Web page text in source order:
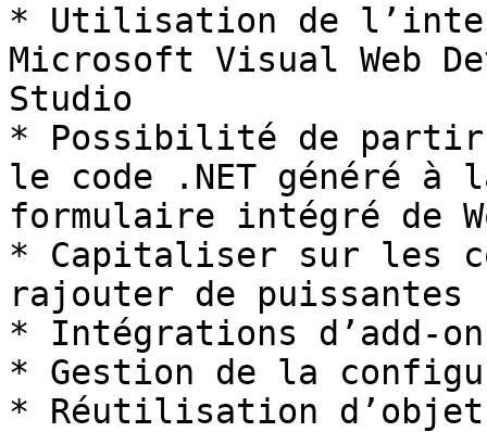
* Utilisation de
Microsoft Visual Web
Studio
* Possibilité de
le code .NET généré
formulaire intégré de
* Capitaliser sur les
rajouter de
* Intégrations d’add-
* Gestion de la
* Réutilisation